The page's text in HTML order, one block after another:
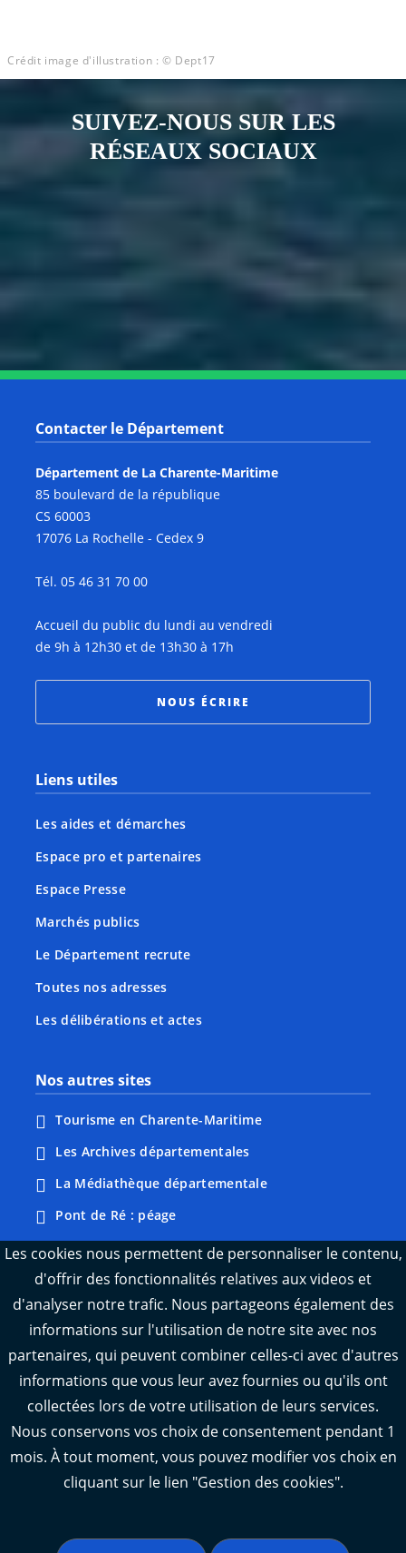
Crédit image d'illustration : © Dept17
SUIVEZ-NOUS SUR LES
RÉSEAUX SOCIAUX
Notre page Youtube
Contacter le Département
Département de La Charente-Maritime
85 boulevard de la république
CS 60003
17076 La Rochelle - Cedex 9
Tél. 05 46 31 70 00
Accueil du public du lundi au vendredi
de 9h à 12h30 et de 13h30 à 17h
NOUS ÉCRIRE
Liens utiles
Les aides et démarches
Espace pro et partenaires
Espace Presse
Marchés publics
Le Département recrute
Toutes nos adresses
Les délibérations et actes
Nos autres sites
Tourisme en Charente-Maritime
Les Archives départementales
La Médiathèque départementale
Pont de Ré : péage
Webcams : Ré info trafic
Webcams : Oléron info trafic
Manger 17
L'Observatoire des territoires de Charente-
Maritime
Accessibilité : partiellement conforme
Les cookies nous permettent de personnaliser le contenu,
d'offrir des fonctionnalités relatives aux videos et
d'analyser notre trafic. Nous partageons également des
informations sur l'utilisation de notre site avec nos
partenaires, qui peuvent combiner celles-ci avec d'autres
informations que vous leur avez fournies ou qu'ils ont
collectées lors de votre utilisation de leurs services.
Nous conservons vos choix de consentement pendant 1
mois. À tout moment, vous pouvez modifier vos choix en
cliquant sur le lien "Gestion des cookies".